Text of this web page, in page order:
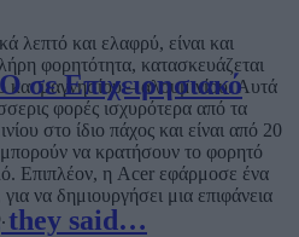
σε Επιχειρησιακό
they said…
λεπτό και ελαφρύ, είναι και
φορητότητα, κατασκευάζεται
και μαγνησίου – αλουμινίου. Αυτά
φορές ισχυρότερα από τα
στο ίδιο πάχος και είναι από 20
να κρατήσουν το φορητό
Επιπλέον, η Acer εφάρμοσε ένα
να δημιουργήσει μια επιφάνεια